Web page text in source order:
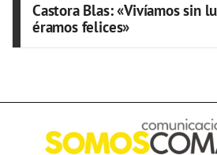
Castora Blas: «Vivíamos sin
éramos felices»